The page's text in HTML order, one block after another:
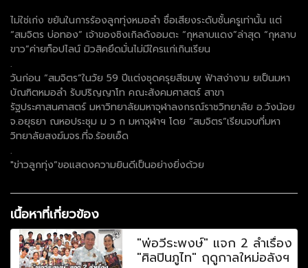
ไม่ใช่เก่ง ขยันในการร้องลูกทุ่งหมอลำ ชื่อเสียงระดับชั้นครูเท่านั้น แต่
“สมจิตร บ่อทอง” เจ้าของซิงเกิลดังอมตะ “กุหลาบแดง”ล่าสุด “กุหลาบ
ขาว”ค่ายท็อปไลน์ มิวสิคยึดมั่นไม่มีใครแก่เกินเรียน
.
วันก่อน “สมจิตร”ในวัย 59 ปีแต่งชุดครุยสีชมพู ฟ้าสง่างาม ยเป็นมหา
บัณฑิตหมอลำ รับปริญญาโท คณะสังคมศาสตร์ สาขา
รัฐประศาสนศาสตร์ มหาวิทยาลัยมหาจุฬาลงกรณ์ราชวิทยาลัย อ.วังน้อย
จ.อยุธยา ณหอประชุม ม ว ก มหาจุฬาฯ โดย “สมจิตร”เรียนจบที่มหา
วิทยาลัยสงฆ์มจร.ที่จ.ร้อยเอ็ด
.
"ข่าวลูกทุ่ง”ขอแสดงความยินดีเป็นอย่างยิ่งด้วย
เนื้อหาที่เกี่ยวข้อง
"พ่อวีระพงษ์" แจก 2 ลำเรื่อง
"ศิลปินภูไท" ฤดูกาลใหม่อลังฯ